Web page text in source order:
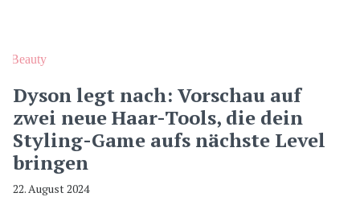
Beauty
Dyson legt nach: Vorschau auf
zwei neue Haar-Tools, die dein
Styling-Game aufs nächste Level
bringen
22. August 2024